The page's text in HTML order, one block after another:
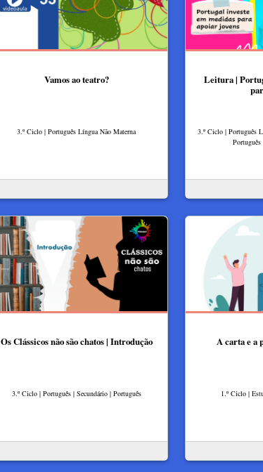
Vamos ao teatro?
3.º Ciclo | Português Língua Não Materna
Leitura |
3.º Ciclo | Português
Os Clássicos não são chatos | Introdução
3.º Ciclo | Português | Secundário | Português
A carta e a
1.º Ciclo |